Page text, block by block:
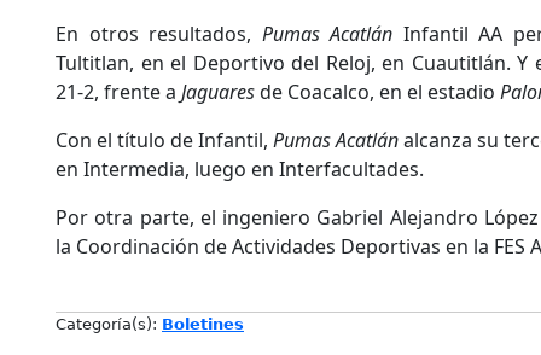
En otros resultados, Pumas Acatlán Infantil AA
Tultitlan, en el Deportivo del Reloj, en Cuautitlán. Y
21-2, frente a Jaguaresde Coacalco, en el estadio
Con el título de Infantil,Pumas Acatlánalcanza su
en Intermedia, luego en Interfacultades.
Por otra parte, el ingeniero Gabriel Alejandro
la Coordinación de Actividades Deportivas en la FES
Categoría(s): Boletines